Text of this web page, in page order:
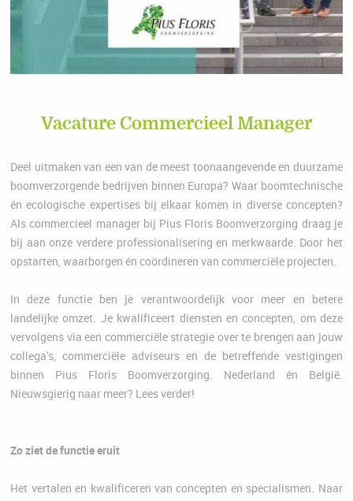
Vacature Commercieel Manager
Deel uitmaken van een van de meest toonaangevende en duurzame
boomverzorgende bedrijven binnen Europa? Waar boomtechnische
én ecologische expertises bij elkaar komen in diverse concepten?
Als commercieel manager bij Pius Floris Boomverzorging draag je
bij aan onze verdere professionalisering en merkwaarde. Door het
opstarten, waarborgen én coördineren van commerciële projecten.
In deze functie ben je verantwoordelijk voor meer en betere
landelijke omzet. Je kwalificeert diensten en concepten, om deze
vervolgens via een commerciële strategie over te brengen aan jouw
collega’s, commerciële adviseurs en de betreffende vestigingen
binnen Pius Floris Boomverzorging. Nederland én België.
Nieuwsgierig naar meer? Lees verder!
Zo ziet de functie eruit
Het vertalen en kwalificeren van concepten en specialismen. Naar